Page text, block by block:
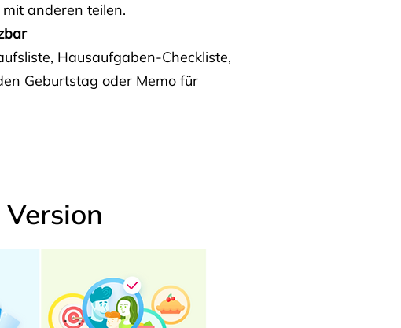
anderen teilen.
Hausaufgaben-Checkliste,
Geburtstag oder Memo für